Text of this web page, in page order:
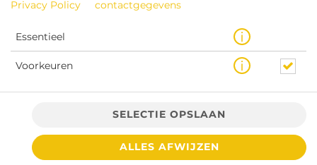
Privacy Policy contactgegevens
Essentieel
Voorkeuren
SELECTIE OPSLAAN
ALLES AFWIJZEN